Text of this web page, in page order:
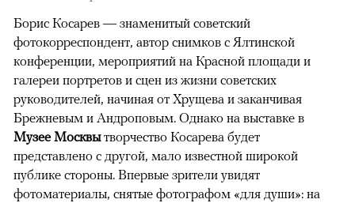
Борис Косарев — знаменитый советский
фотокорреспондент, автор снимков с Ялтинской
конференции, мероприятий на Красной площади и
галереи портретов и сцен из жизни советских
руководителей, начиная от Хрущева и заканчивая
Брежневым и Андроповым. Однако на выставке в
Музее Москвытворчество Косарева будет
представлено с другой, мало известной широкой
публике стороны. Впервые зрители увидят
фотоматериалы, снятые фотографом «для души»: на